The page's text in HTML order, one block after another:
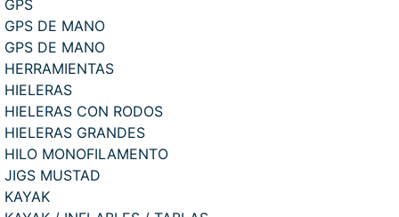
GPS
GPS DE MANO
GPS DE MANO
HERRAMIENTAS
HIELERAS
HIELERAS CON RODOS
HIELERAS GRANDES
HILO MONOFILAMENTO
JIGS MUSTAD
KAYAK